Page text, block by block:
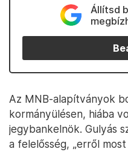
Állítsd
Az MNB-alapítványok
kormányülésen, hiába
jegybankelnök. Gulyás
a felelősség, „erről